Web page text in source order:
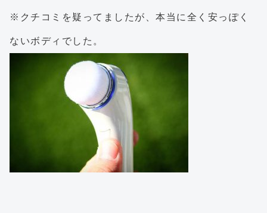
※クチコミを疑ってましたが、本当に全く安っぽく
ないボディでした。